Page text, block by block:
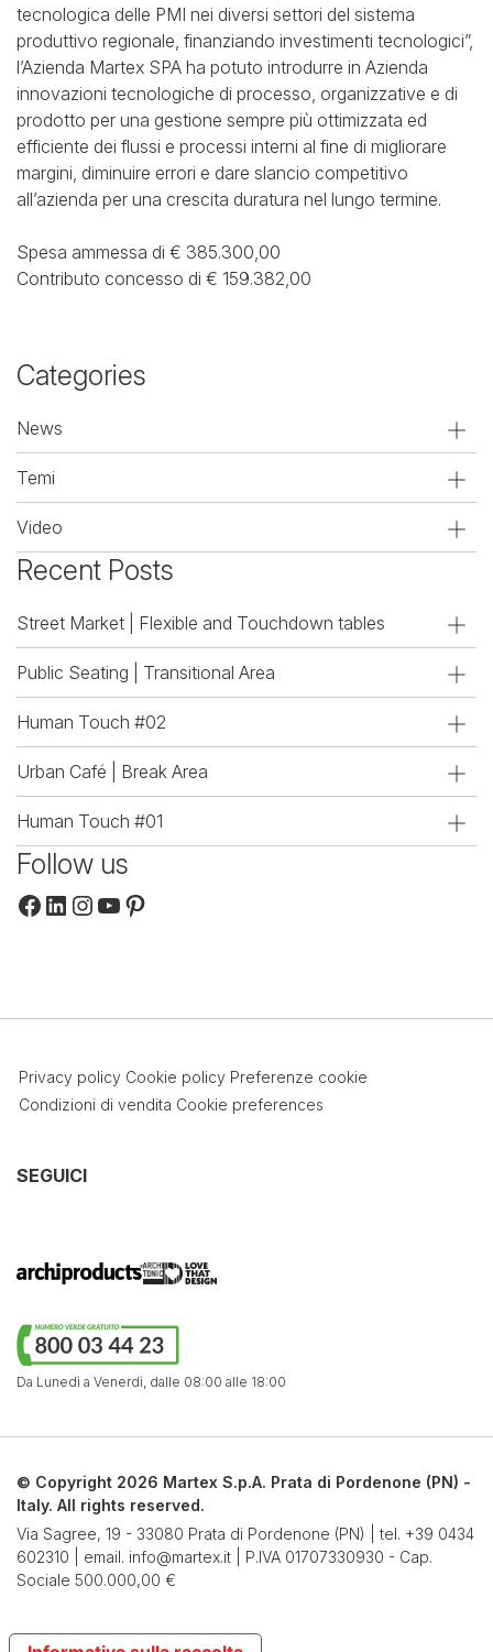
tecnologica delle PMI nei diversi settori del sistema
produttivo regionale, finanziando investimenti tecnologici”,
l’Azienda Martex SPA ha potuto introdurre in Azienda
innovazioni tecnologiche di processo, organizzative e di
prodotto per una gestione sempre più ottimizzata ed
efficiente dei flussi e processi interni al fine di migliorare
margini, diminuire errori e dare slancio competitivo
all’azienda per una crescita duratura nel lungo termine.
Spesa ammessa di € 385.300,00
Contributo concesso di € 159.382,00
Categories
News
Temi
Video
Recent Posts
Street Market | Flexible and Touchdown tables
Public Seating | Transitional Area
Human Touch #02
Urban Café | Break Area
Human Touch #01
Follow us
Facebook
LinkedIn
Instagram
YouTube
Pinterest
Privacy policy Cookie policy Preferenze cookie
Condizioni di vendita Cookie preferences
SEGUICI
Da Lunedì a Venerdì, dalle 08:00 alle 18:00
© Copyright 2026 Martex S.p.A. Prata di Pordenone (PN) -
Italy. All rights reserved.
Via Sagree, 19 - 33080 Prata di Pordenone (PN) | tel. +39 0434
602310 | email. info@martex.it | P.IVA 01707330930 - Cap.
Sociale 500.000,00 €